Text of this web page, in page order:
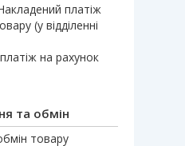
платіж
(у відділенні
на рахунок
та обмін
товару